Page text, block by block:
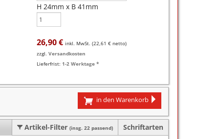
für TRODAT Professional
Stempelkissen196
Stempelfarbe
191
H 24mm x B 41mm
26,90 € inkl. MwSt. (22,61 €netto)
zzgl. Versandkosten
Lieferfrist: 1-2 Werktage *
in den Warenkorb
Schriftarten
Artikel-Filter (insg. 22 passend)